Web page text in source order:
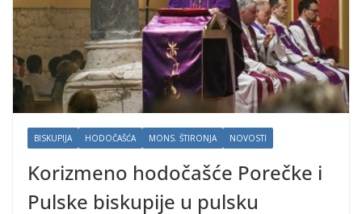
BISKUPIJA HODOČAŠĆA MONS. ŠTIRONJA NOVOSTI
Korizmeno hodočašće Porečke i
Pulske biskupije u pulsku